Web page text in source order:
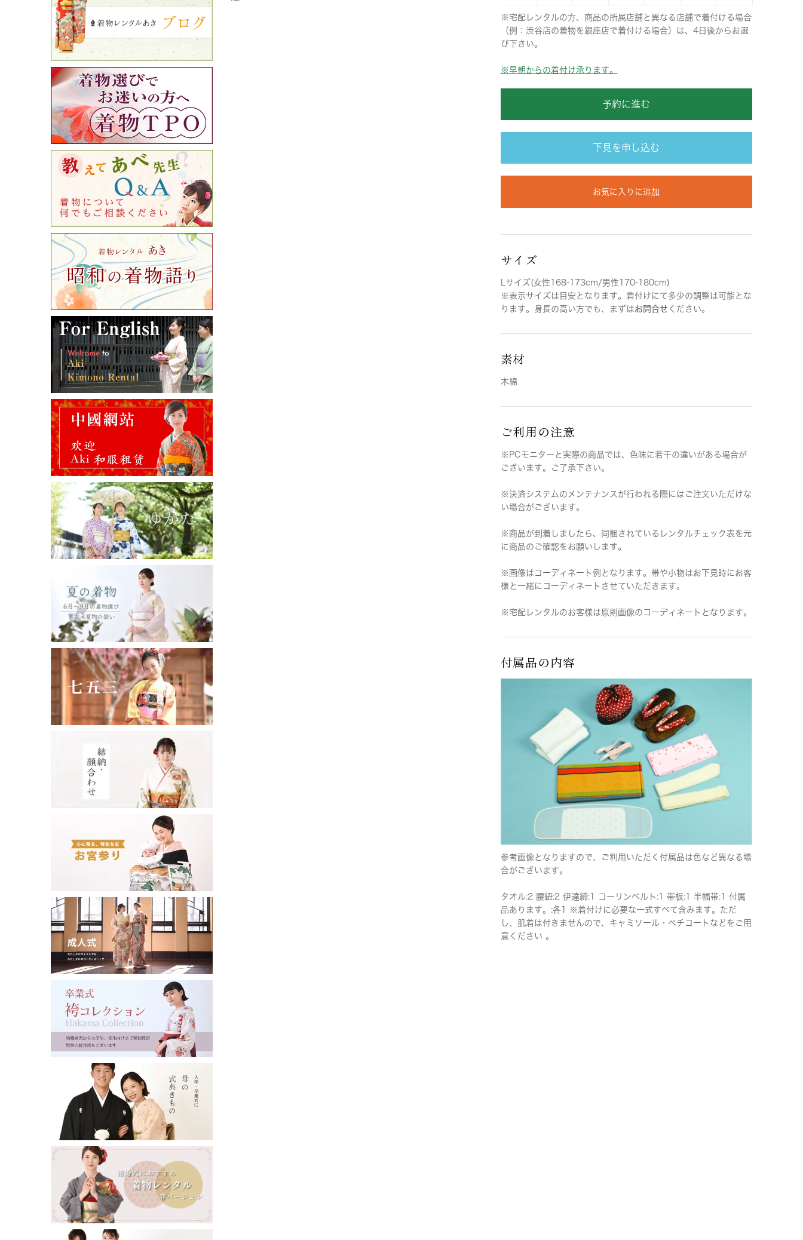
※宅配レンタルの方、商品の所属店舗と異なる店舗で着付ける場合
（例：渋谷店の着物を銀座店で着付ける場合）は、4日後からお選
び下さい。
※早朝からの着付け承ります。
予約に進む
下見を申し込む
お気に入りに追加
サイズ
Lサイズ(女性168-173cm/男性170-180cm)
※表示サイズは目安となります。着付けにて多少の調整は可能とな
ります。身長の高い方でも、まずはお問合せ ください。
素材
木綿
ご利用の注意
※PCモニターと実際の商品では、色味に若干の違いがある場合が
ございます。ご了承下さい。
※決済システムのメンテナンスが行われる際にはご注文いただけな
い場合がございます。
※商品が到着しましたら、同梱されているレンタルチェック表を元
に商品のご確認をお願いします。
※画像はコーディネート例となります。帯や小物はお下見時にお客
様と一緒にコーディネートさせていただきます。
※宅配レンタルのお客様は原則画像のコーディネートとなります。
付属品の内容
参考画像となりますので、ご利用いただく付属品は色など異なる場
合がございます。
タオル:2 腰紐:2 伊達締:1 コーリンベルト:1 帯板:1 半幅帯:1 付属
品あります。:各1 ※着付けに必要な一式すべて含みます。ただ
し、肌着は付きませんので、キャミソール・ペチコートなどをご用
意ください 。